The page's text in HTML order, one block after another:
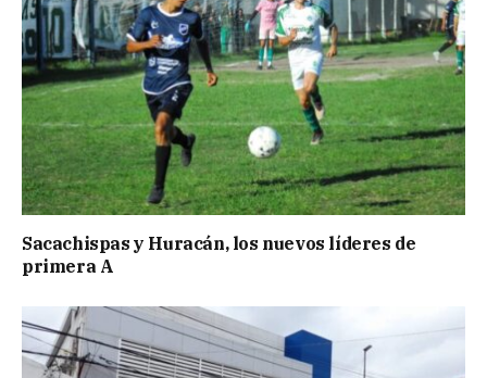
Sacachispas y Huracán, los nuevos líderes de
primera A